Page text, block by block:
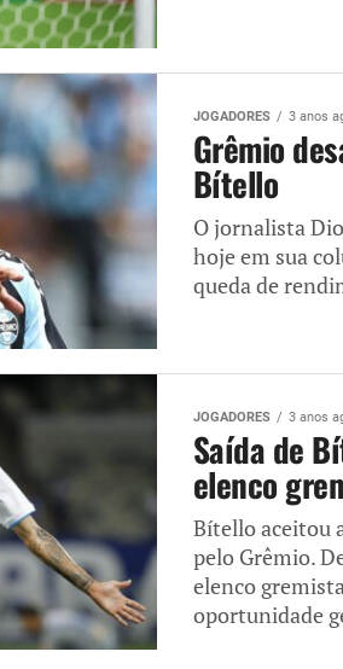
JOGADORES 3 anos
Grêmio
Bítello
O jornalista
hoje em sua
queda de
JOGADORES 3 anos
Saída de
elenco
Bítello aceitou
pelo Grêmio.
elenco
oportunidade